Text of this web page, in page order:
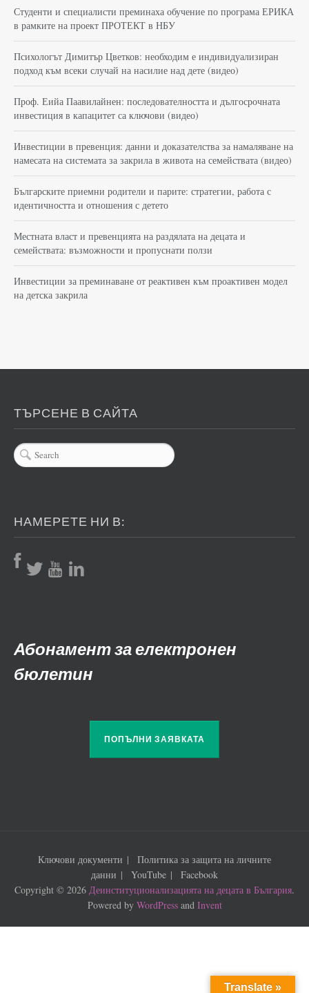
Студенти и специалисти преминаха обучение по програма ЕРИКА
в рамките на проект ПРОТЕКТ в НБУ
Психологът Димитър Цветков: необходим е индивидуализиран
подход към всеки случай на насилие над дете (видео)
Проф. Еийа Паавилайнен: последователността и дългосрочната
инвестиция в капацитет са ключови (видео)
Инвестиции в превенция: данни и доказателства за намаляване на
намесата на системата за закрила в живота на семействата (видео)
Българските приемни родители и парите: стратегии, работа с
идентичността и отношения с детето
Местната власт и превенцията на раздялата на децата и
семействата: възможности и пропуснати ползи
Инвестиции за преминаване от реактивен към проактивен модел
на детска закрила
ТЪРСЕНЕ В САЙТА
НАМЕРЕТЕ НИ В:
Абонамент за електронен
бюлетин
ПОПЪЛНИ ЗАЯВКАТА
Ключови документи
Политика за защита на личните
данни
YouTube
Facebook
Copyright © 2026 Деинституционализацията на децата в България.
Powered by WordPressand Invent
Translate »